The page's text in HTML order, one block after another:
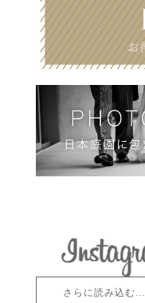
さらに読み込む…